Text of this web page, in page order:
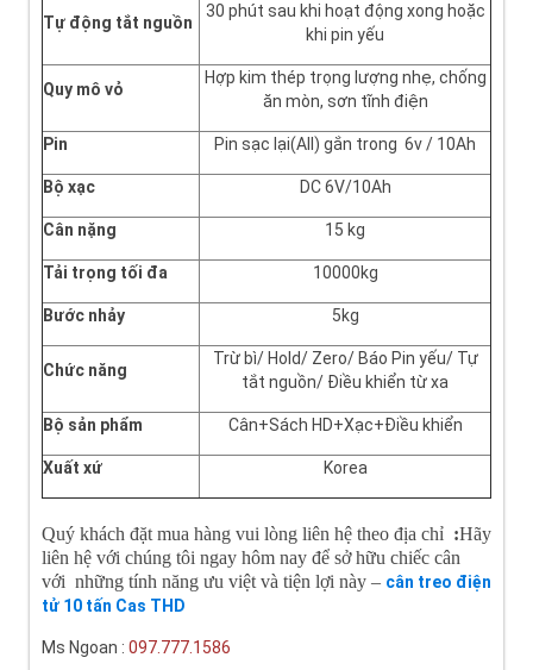
Tự động tắt nguồn
30 phút sau khi hoạt động xong hoặc
khi pin yếu
Quy mô vỏ
Hợp kim thép trọng lượng nhẹ, chống
ăn mòn, sơn tĩnh điện
Pin Pin sạc lại(All) gắn trong 6v / 10Ah
Bộ xạc DC 6V/10Ah
Cân nặng 15 kg
Tải trọng tối đa 10000kg
Bước nhảy 5kg
Chức năng
Trừ bì/ Hold/ Zero/ Báo Pin yếu/ Tự
tắt nguồn/ Điều khiển từ xa
Bộ sản phẩm Cân+Sách HD+Xạc+Điều khiển
Xuất xứ Korea
Quý khách đặt mua hàng vui lòng liên hệ theo địa chỉ :Hãy
liên hệ với chúng tôi ngay hôm nay để sở hữu chiếc cân
với những tính năng ưu việt và tiện lợi này – cân treo điện
tử 10 tấn Cas THD
Ms Ngoan : 097.777.1586